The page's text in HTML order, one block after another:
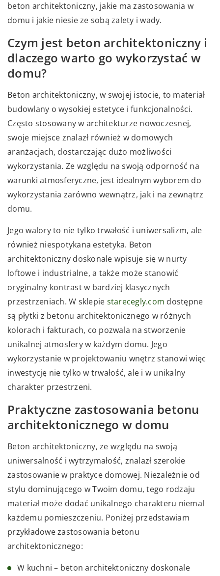
beton architektoniczny, jakie ma zastosowania w
domu i jakie niesie ze sobą zalety i wady.
Czym jest beton architektoniczny i
dlaczego warto go wykorzystać w
domu?
Beton architektoniczny, w swojej istocie, to materiał
budowlany o wysokiej estetyce i funkcjonalności.
Często stosowany w architekturze nowoczesnej,
swoje miejsce znalazł również w domowych
aranżacjach, dostarczając dużo możliwości
wykorzystania. Ze względu na swoją odporność na
warunki atmosferyczne, jest idealnym wyborem do
wykorzystania zarówno wewnątrz, jak i na zewnątrz
domu.
Jego walory to nie tylko trwałość i uniwersalizm, ale
również niespotykana estetyka. Beton
architektoniczny doskonale wpisuje się w nurty
loftowe i industrialne, a także może stanowić
oryginalny kontrast w bardziej klasycznych
przestrzeniach. W sklepie starecegly.com dostępne
są płytki z betonu architektonicznego w różnych
kolorach i fakturach, co pozwala na stworzenie
unikalnej atmosfery w każdym domu. Jego
wykorzystanie w projektowaniu wnętrz stanowi więc
inwestycję nie tylko w trwałość, ale i w unikalny
charakter przestrzeni.
Praktyczne zastosowania betonu
architektonicznego w domu
Beton architektoniczny, ze względu na swoją
uniwersalność i wytrzymałość, znalazł szerokie
zastosowanie w praktyce domowej. Niezależnie od
stylu dominującego w Twoim domu, tego rodzaju
materiał może dodać unikalnego charakteru niemal
każdemu pomieszczeniu. Poniżej przedstawiam
przykładowe zastosowania betonu
architektonicznego:
W kuchni – beton architektoniczny doskonale